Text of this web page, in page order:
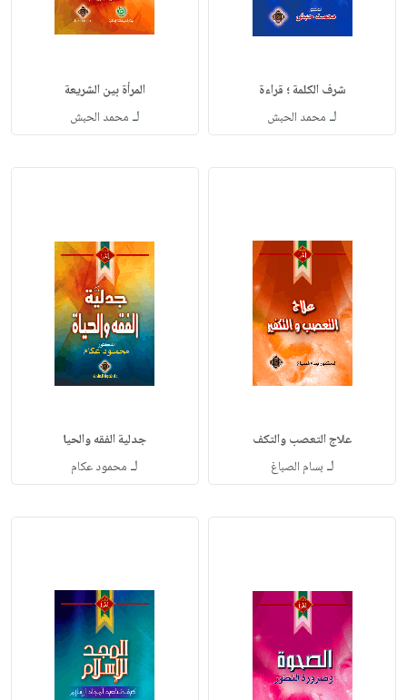
شرف الكلمة ؛ قراءة
لـ محمد الحبش
المرأة بين الشريعة
لـ محمد الحبش
علاج التعصب والتكف
لـ بسام الصباغ
جدلية الفقه والحيا
لـ محمود عكام